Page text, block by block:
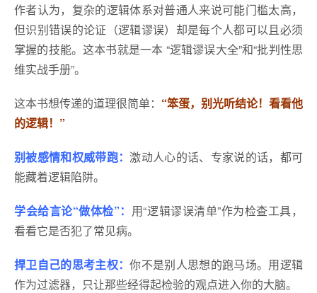
作者认为，复杂的逻辑体系对普通人来说可能门槛太高，
但识别错误的论证（逻辑谬误）却是每个人都可以且必须
掌握的技能。这本书就是一本 “逻辑谬误大全”和“批判性思
维实战手册”。
这本书想传递的道理很简单： “笨蛋，别光听结论！看看他
的逻辑！”
别被感情和权威带跑：激动人心的话、专家说的话，都可
能藏着逻辑陷阱。
学会给言论“做体检”： 用“逻辑谬误清单”作为检查工具，
看看它是否犯了常见病。
捍卫自己的思考主权：你不是别人思想的跑马场。用逻辑
作为过滤器，只让那些经得起检验的观点进入你的大脑。